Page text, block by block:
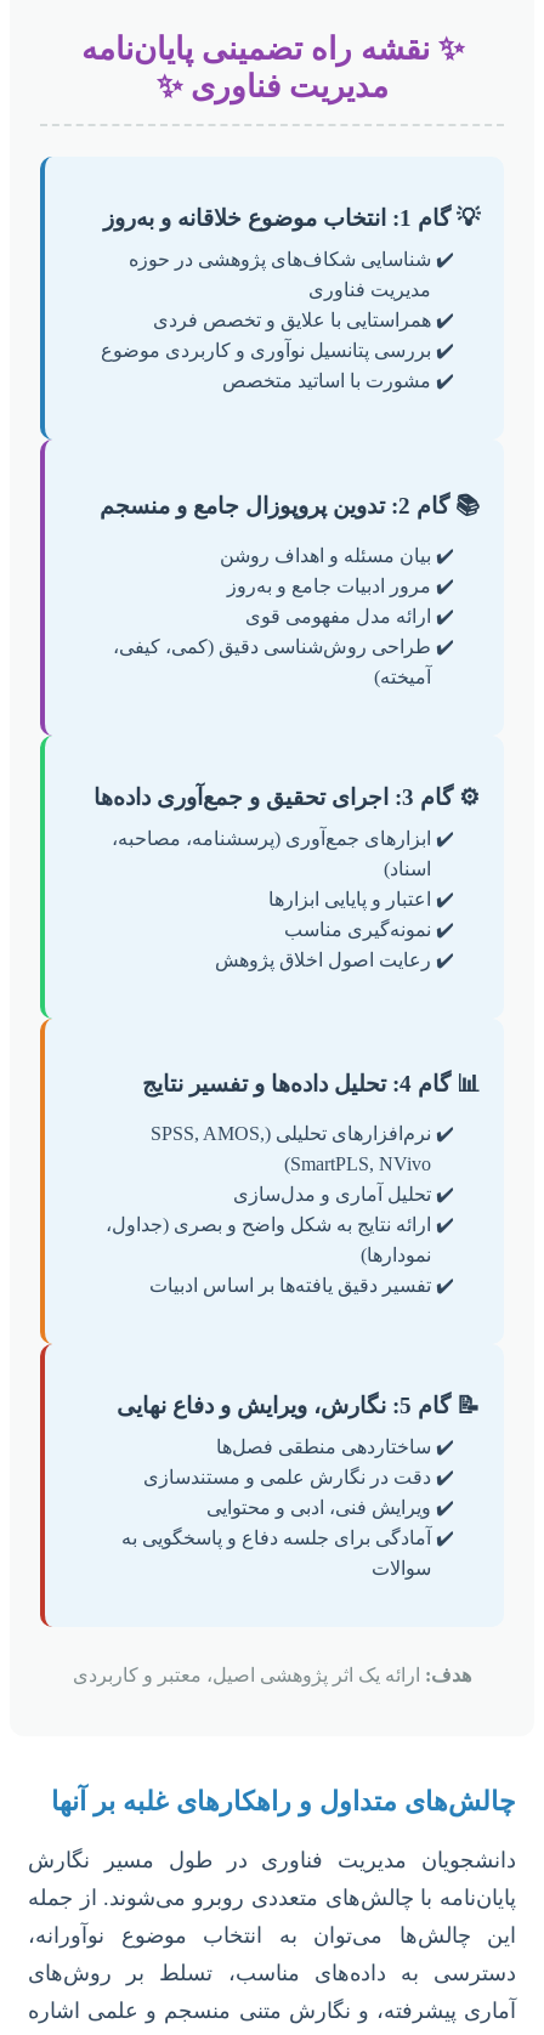
✨ نقشه راه تضمینی پایان‌نامه
مدیریت فناوری ✨
💡 گام 1: انتخاب موضوع خلاقانه و به‌روز
شناسایی شکاف‌های پژوهشی در حوزه
مدیریت فناوری
همراستایی با علایق و تخصص فردی
بررسی پتانسیل نوآوری و کاربردی موضوع
مشورت با اساتید متخصص
📚 گام 2: تدوین پروپوزال جامع و منسجم
بیان مسئله و اهداف روشن
مرور ادبیات جامع و به‌روز
ارائه مدل مفهومی قوی
طراحی روش‌شناسی دقیق (کمی، کیفی،
آمیخته)
⚙️ گام 3: اجرای تحقیق و جمع‌آوری داده‌ها
ابزارهای جمع‌آوری (پرسشنامه، مصاحبه،
اسناد)
اعتبار و پایایی ابزارها
نمونه‌گیری مناسب
رعایت اصول اخلاق پژوهش
📊 گام 4: تحلیل داده‌ها و تفسیر نتایج
نرم‌افزارهای تحلیلی (SPSS, AMOS,
SmartPLS, NVivo)
تحلیل آماری و مدل‌سازی
ارائه نتایج به شکل واضح و بصری (جداول،
نمودارها)
تفسیر دقیق یافته‌ها بر اساس ادبیات
📝 گام 5: نگارش، ویرایش و دفاع نهایی
ساختاردهی منطقی فصل‌ها
دقت در نگارش علمی و مستندسازی
ویرایش فنی، ادبی و محتوایی
آمادگی برای جلسه دفاع و پاسخگویی به
سوالات
هدف: ارائه یک اثر پژوهشی اصیل، معتبر و کاربردی
چالش‌های متداول و راهکارهای غلبه بر آنها
دانشجویان مدیریت فناوری در طول مسیر نگارش
پایان‌نامه با چالش‌های متعددی روبرو می‌شوند. از جمله
این چالش‌ها می‌توان به انتخاب موضوع نوآورانه،
دسترسی به داده‌های مناسب، تسلط بر روش‌های
آماری پیشرفته، و نگارش متنی منسجم و علمی اشاره